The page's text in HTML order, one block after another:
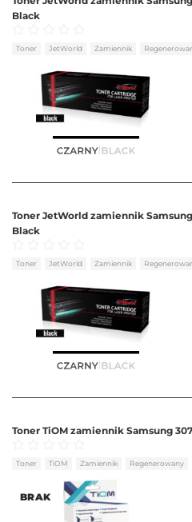
Black
Oceniono
Toner JetWorld Zamiennik
Toner JetWorld zamiennik Samsung
Black
Oceniono
Toner JetWorld Zamiennik
BRAK
Toner TiOM zamiennik Samsung
Oceniono
Toner TiOM Zamiennik Regenerowany